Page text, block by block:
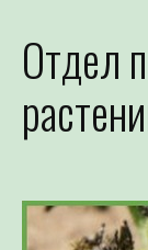
Отдел